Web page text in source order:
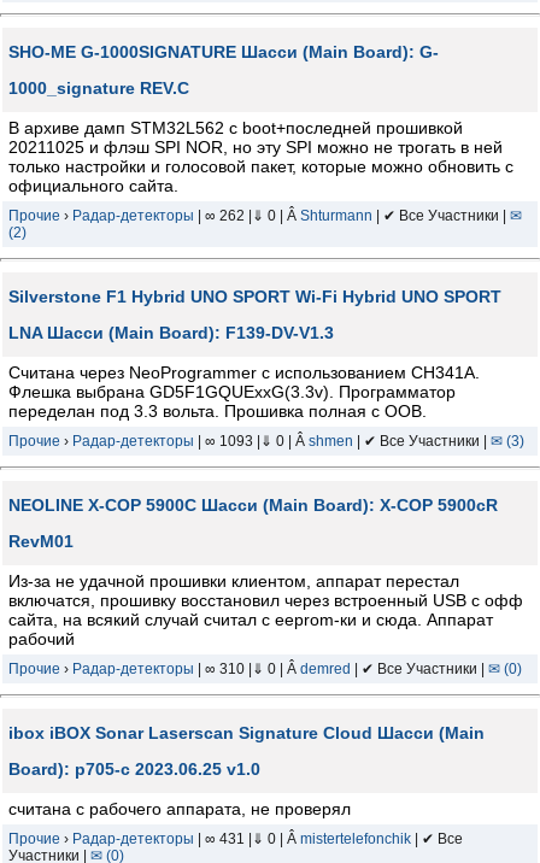
SHO-ME G-1000SIGNATURE Шасси (Main Board): G-
1000_signature REV.C
В архиве дамп STM32L562 с boot+последней прошивкой
20211025 и флэш SPI NOR, но эту SPI можно не трогать в ней
только настройки и голосовой пакет, которые можно обновить с
официального сайта.
Прочие › Радар-детекторы | ∞ 262 |⇓ 0 | Â Shturmann | ✔ Все Участники | ✉
(2)
Silverstone F1 Hybrid UNO SPORT Wi-Fi Hybrid UNO SPORT
LNA Шасси (Main Board): F139-DV-V1.3
Считана через NeoProgrammer с использованием CH341A.
Флешка выбрана GD5F1GQUExxG(3.3v). Программатор
переделан под 3.3 вольта. Прошивка полная с OOB.
Прочие › Радар-детекторы | ∞ 1093 |⇓ 0 | Â shmen | ✔ Все Участники | ✉ (3)
NEOLINE X-COP 5900C Шасси (Main Board): X-COP 5900cR
RevM01
Из-за не удачной прошивки клиентом, аппарат перестал
включатся, прошивку восстановил через встроенный USB с офф
сайта, на всякий случай считал с eeprom-ки и сюда. Аппарат
рабочий
Прочие › Радар-детекторы | ∞ 310 |⇓ 0 | Â demred | ✔ Все Участники | ✉ (0)
ibox iBOX Sonar Laserscan Signature Cloud Шасси (Main
Board): p705-c 2023.06.25 v1.0
считана с рабочего аппарата, не проверял
Прочие › Радар-детекторы | ∞ 431 |⇓ 0 | Â mistertelefonchik | ✔ Все
Участники | ✉ (0)